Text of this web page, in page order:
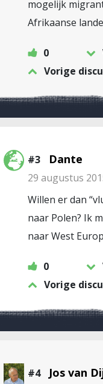
mogelijk
Afrikaanse
0
Vorige
#3 Dante
29 augustus
Willen er dan
naar Polen? Ik
naar West
0
Vorige
#4 Jos van